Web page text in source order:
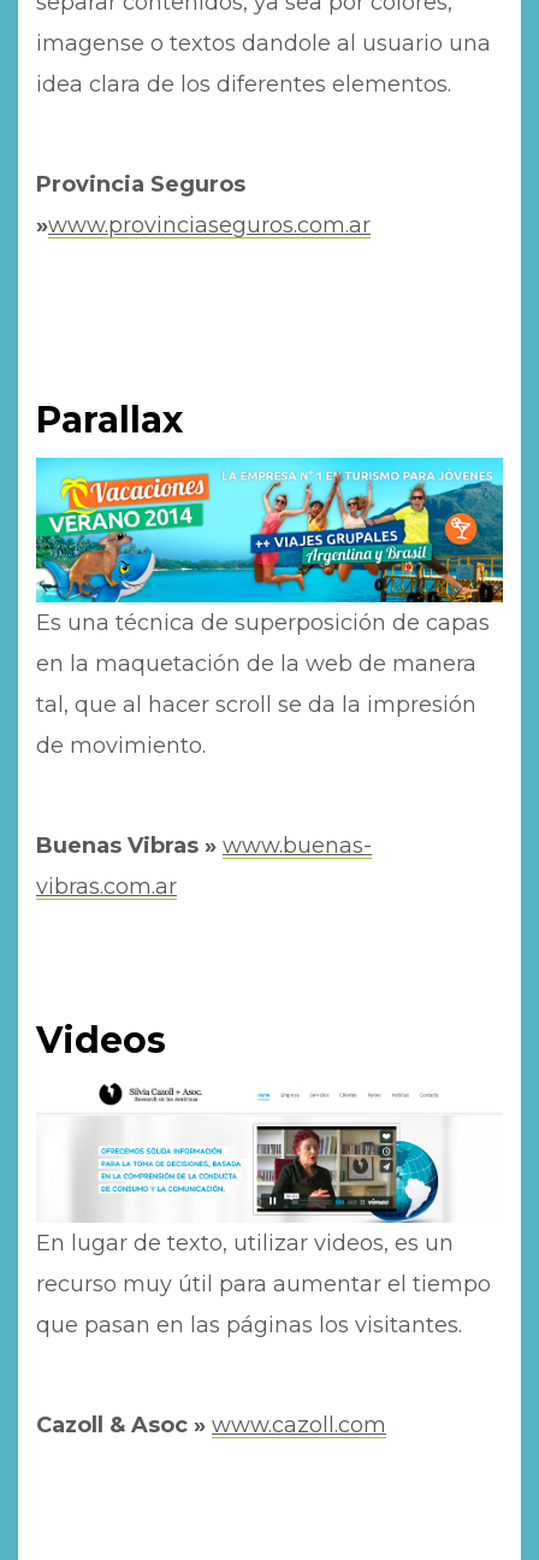
imagense o textos dandole al usuario una
idea clara de los diferentes elementos.
Provincia Seguros
»www.provinciaseguros.com.ar
Parallax
Es una técnica de superposición de capas
en la maquetación de la web de manera
tal, que al hacer scroll se da la impresión
de movimiento.
Buenas Vibras » www.buenas-
vibras.com.ar
Videos
En lugar de texto, utilizar videos, es un
recurso muy útil para aumentar el tiempo
que pasan en las páginas los visitantes.
Cazoll & Asoc » www.cazoll.com